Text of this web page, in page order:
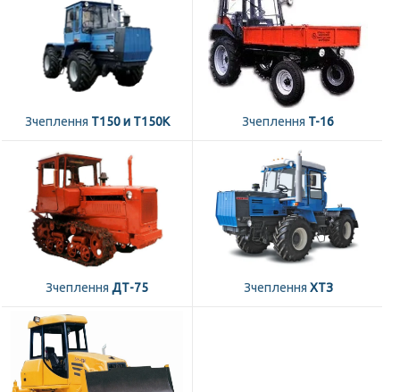
Зчеплення Т150 и Т150К Зчеплення T-16
Зчеплення ДТ-75 Зчеплення ХТЗ